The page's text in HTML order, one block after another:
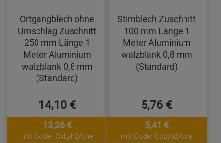
Ortgangblech ohne
Umschlag Zuschnitt
250 mm Länge 1
Meter Aluminium
walzblank 0,8 mm
(Standard)
14,10 €
13,26 €
mit Code: CxLyh2Ajne
Stirnblech Zuschnitt
100 mm Länge 1
Meter Aluminium
walzblank 0,8 mm
(Standard)
5,76 €
5,41 €
mit Code: CxLyh2Ajne